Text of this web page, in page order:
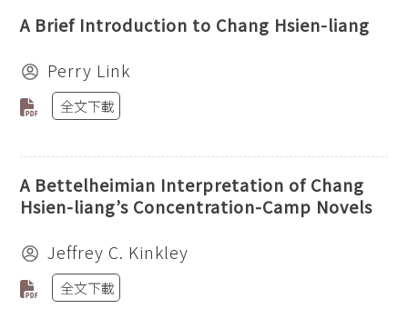
A Brief Introduction to Chang Hsien-liang
Perry Link
全文下載
A Bettelheimian Interpretation of Chang
Hsien-liang’s Concentration-Camp Novels
Jeffrey C. Kinkley
全文下載